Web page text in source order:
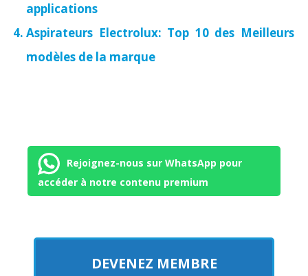
applications
Aspirateurs Electrolux: Top 10 des Meilleurs
modèles de la marque
Rejoignez-nous sur WhatsApp pour
accéder à notre contenu premium
DEVENEZ MEMBRE